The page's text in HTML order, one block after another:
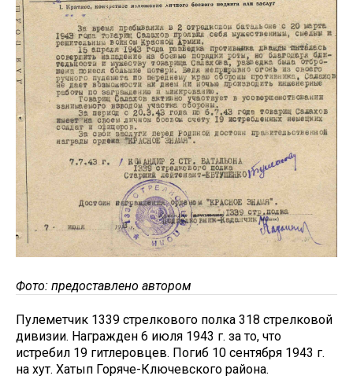
Фото: предоставлено автором
Пулеметчик 1339 стрелкового полка 318 стрелковой
дивизии. Награжден 6 июля 1943 г. за то, что
истребил 19 гитлеровцев. Погиб 10 сентября 1943 г.
на хут. Хатып Горяче-Ключевского района.